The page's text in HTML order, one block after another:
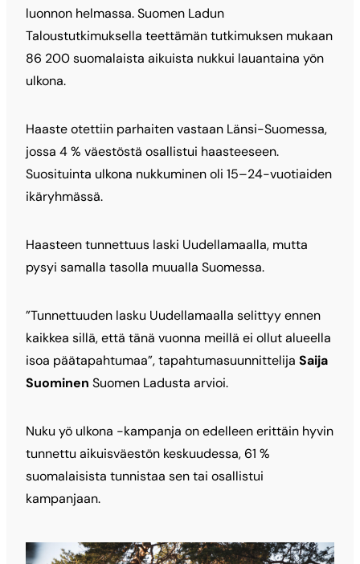
luonnon helmassa. Suomen Ladun
Taloustutkimuksella teettämän tutkimuksen mukaan
86 200 suomalaista aikuista nukkui lauantaina yön
ulkona.
Haaste otettiin parhaiten vastaan Länsi-Suomessa,
jossa 4 % väestöstä osallistui haasteeseen.
Suosituinta ulkona nukkuminen oli 15–24-vuotiaiden
ikäryhmässä.
Haasteen tunnettuus laski Uudellamaalla, mutta
pysyi samalla tasolla muualla Suomessa.
”Tunnettuuden lasku Uudellamaalla selittyy ennen
kaikkea sillä, että tänä vuonna meillä ei ollut alueella
isoa päätapahtumaa”, tapahtumasuunnittelija Saija
Suominen Suomen Ladusta arvioi.
Nuku yö ulkona -kampanja on edelleen erittäin hyvin
tunnettu aikuisväestön keskuudessa, 61 %
suomalaisista tunnistaa sen tai osallistui
kampanjaan.